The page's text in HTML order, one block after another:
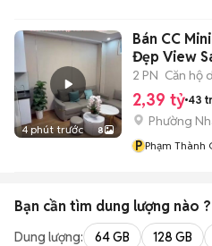
4 phút trước 8
Bán CC
Đẹp View
2 PN Căn hộ
2,39 tỷ 43
Phường
P Phạm Thành
Bạn cần tìm dung lượng nào ?
Dung lượng: 64 GB 128 GB